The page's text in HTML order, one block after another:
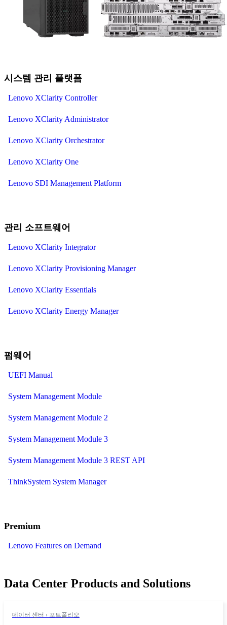
시스템 관리 플랫폼
Lenovo XClarity Controller
Lenovo XClarity Administrator
Lenovo XClarity Orchestrator
Lenovo XClarity One
Lenovo SDI Management Platform
관리 소프트웨어
Lenovo XClarity Integrator
Lenovo XClarity Provisioning Manager
Lenovo XClarity Essentials
Lenovo XClarity Energy Manager
펌웨어
UEFI Manual
System Management Module
System Management Module 2
System Management Module 3
System Management Module 3 REST API
ThinkSystem System Manager
Premium
Lenovo Features on Demand
Data Center Products and Solutions
데이터 센터 › 포트폴리오